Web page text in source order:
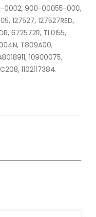
0002, 900-00055-000,
127527, 127527RED,
672572R, TL0155,
T809A00,
10900075,
1102117384.